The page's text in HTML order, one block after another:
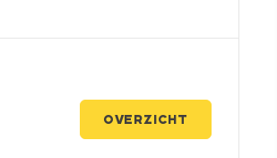
OVERZICHT